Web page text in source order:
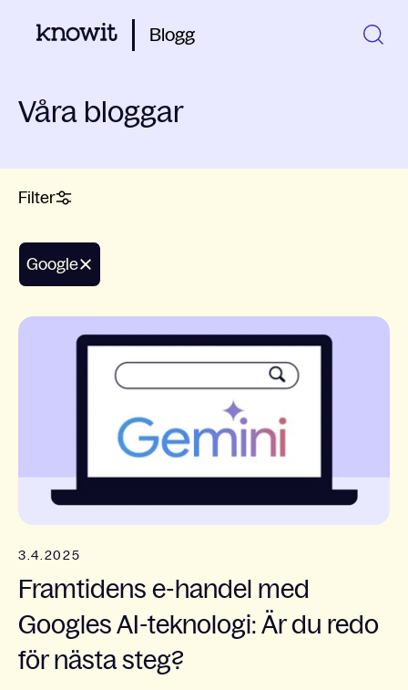
Blogg
Våra bloggar
Filter
Google
3.4.2025
Framtidens e-handel med
Googles AI-teknologi: Är du redo
för nästa steg?